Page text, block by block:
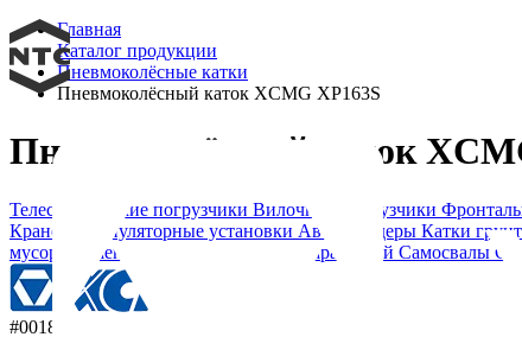
Главная
Каталог продукции
Пневмоколёсные катки
Пневмоколёсный каток XCMG XP163S
Пневмоколёсный каток
Телескопические погрузчики Вилочные погрузчики
Крано-манипуляторные установки Автогрейдеры Катки
мусора
Башенные краны Техника с наработкой Самосвалы
#00187